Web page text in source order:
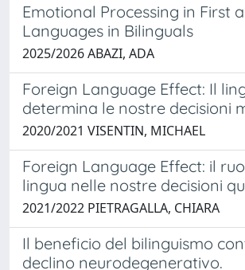
Emotional Processing in First
Languages in Bilinguals
2025/2026 ABAZI, ADA
Foreign Language Effect: Il
determina le nostre decisioni
2020/2021 VISENTIN, MICHAEL
Foreign Language Effect: il
lingua nelle nostre decisioni
2021/2022 PIETRAGALLA, CHIARA
Il beneficio del bilinguismo
declino neurodegenerativo.